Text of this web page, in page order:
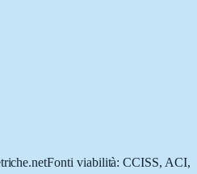
Fonti viabilità: CCISS, ACI,